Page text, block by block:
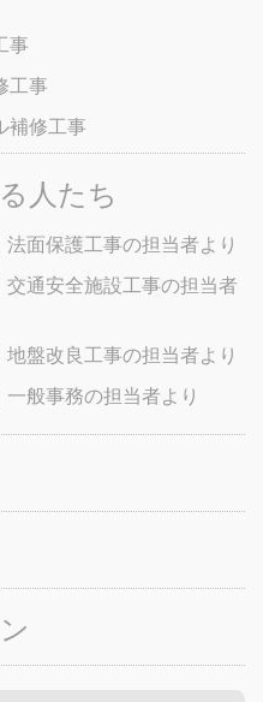
事
工事
補修工事
人たち
法面保護工事の担当者より
交通安全施設工事の担当者
地盤改良工事の担当者より
一般事務の担当者より